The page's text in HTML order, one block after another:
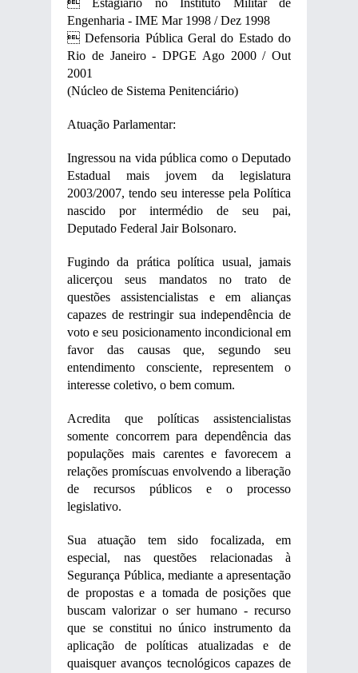
 Estagiário no Instituto Militar de
Engenharia - IME Mar 1998 / Dez 1998
 Defensoria Pública Geral do Estado do
Rio de Janeiro - DPGE Ago 2000 / Out
2001
(Núcleo de Sistema Penitenciário)
Atuação Parlamentar:
Ingressou na vida pública como o Deputado
Estadual mais jovem da legislatura
2003/2007, tendo seu interesse pela Política
nascido por intermédio de seu pai,
Deputado Federal Jair Bolsonaro.
Fugindo da prática política usual, jamais
alicerçou seus mandatos no trato de
questões assistencialistas e em alianças
capazes de restringir sua independência de
voto e seu posicionamento incondicional em
favor das causas que, segundo seu
entendimento consciente, representem o
interesse coletivo, o bem comum.
Acredita que políticas assistencialistas
somente concorrem para dependência das
populações mais carentes e favorecem a
relações promíscuas envolvendo a liberação
de recursos públicos e o processo
legislativo.
Sua atuação tem sido focalizada, em
especial, nas questões relacionadas à
Segurança Pública, mediante a apresentação
de propostas e a tomada de posições que
buscam valorizar o ser humano - recurso
que se constitui no único instrumento da
aplicação de políticas atualizadas e de
quaisquer avanços tecnológicos capazes de